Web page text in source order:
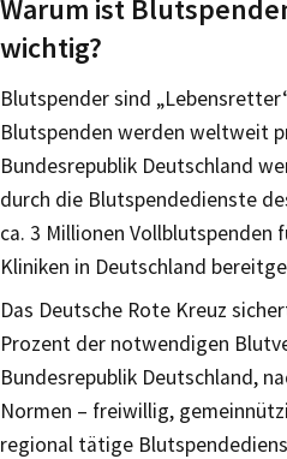
Warum ist
wichtig?
Blutspender sind
Blutspenden werden weltweit
Bundesrepublik Deutschland
durch die Blutspendedienste
ca. 3 Millionen Vollblutspenden
Kliniken in Deutschland
Das Deutsche Rote Kreuz
Prozent der notwendigen
Bundesrepublik Deutschland,
Normen – freiwillig,
regional tätige